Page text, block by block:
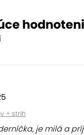
+ strih
je milá a